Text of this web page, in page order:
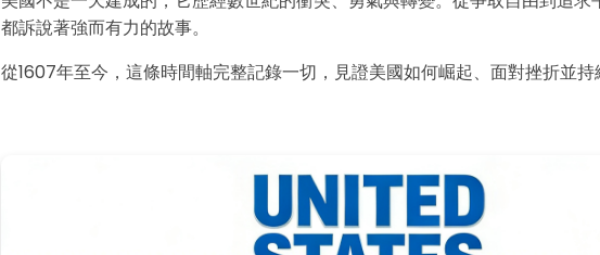
都訴說著強而有力的故事。
從1607年至今，這條時間軸完整記錄一切，見證美國如何崛起、面對挫折並持